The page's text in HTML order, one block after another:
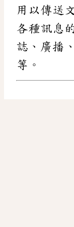
用以傳送
各種訊息
誌、廣播
等。